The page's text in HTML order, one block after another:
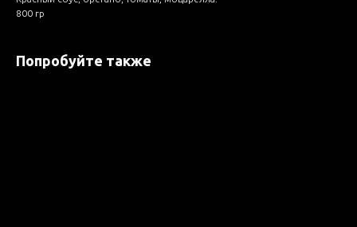
800 гр
Попробуйте также